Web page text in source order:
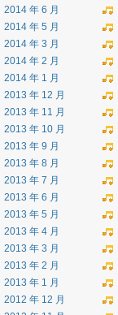
2014 年 6 月
2014 年 5 月
2014 年 3 月
2014 年 2 月
2014 年 1 月
2013 年 12 月
2013 年 11 月
2013 年 10 月
2013 年 9 月
2013 年 8 月
2013 年 7 月
2013 年 6 月
2013 年 5 月
2013 年 4 月
2013 年 3 月
2013 年 2 月
2013 年 1 月
2012 年 12 月